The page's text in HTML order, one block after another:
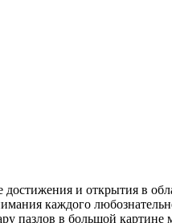
и открытия в
каждого
пазлов в большой картине